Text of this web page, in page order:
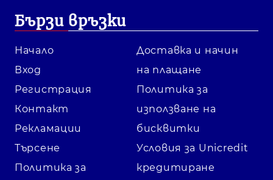
Бързи връзки
Начало
Вход
Регистрация
Контакт
Рекламации
Търсене
Политика за
Доставка и начин
на плащане
Политика за
използване на
бисквитки
Условия за Unicredit
кредитиране